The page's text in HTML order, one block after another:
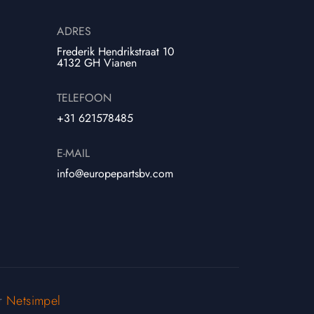
ADRES
Frederik Hendrikstraat 10
4132 GH Vianen
TELEFOON
+31 621578485
E-MAIL
info@europepartsbv.com
Netsimpel